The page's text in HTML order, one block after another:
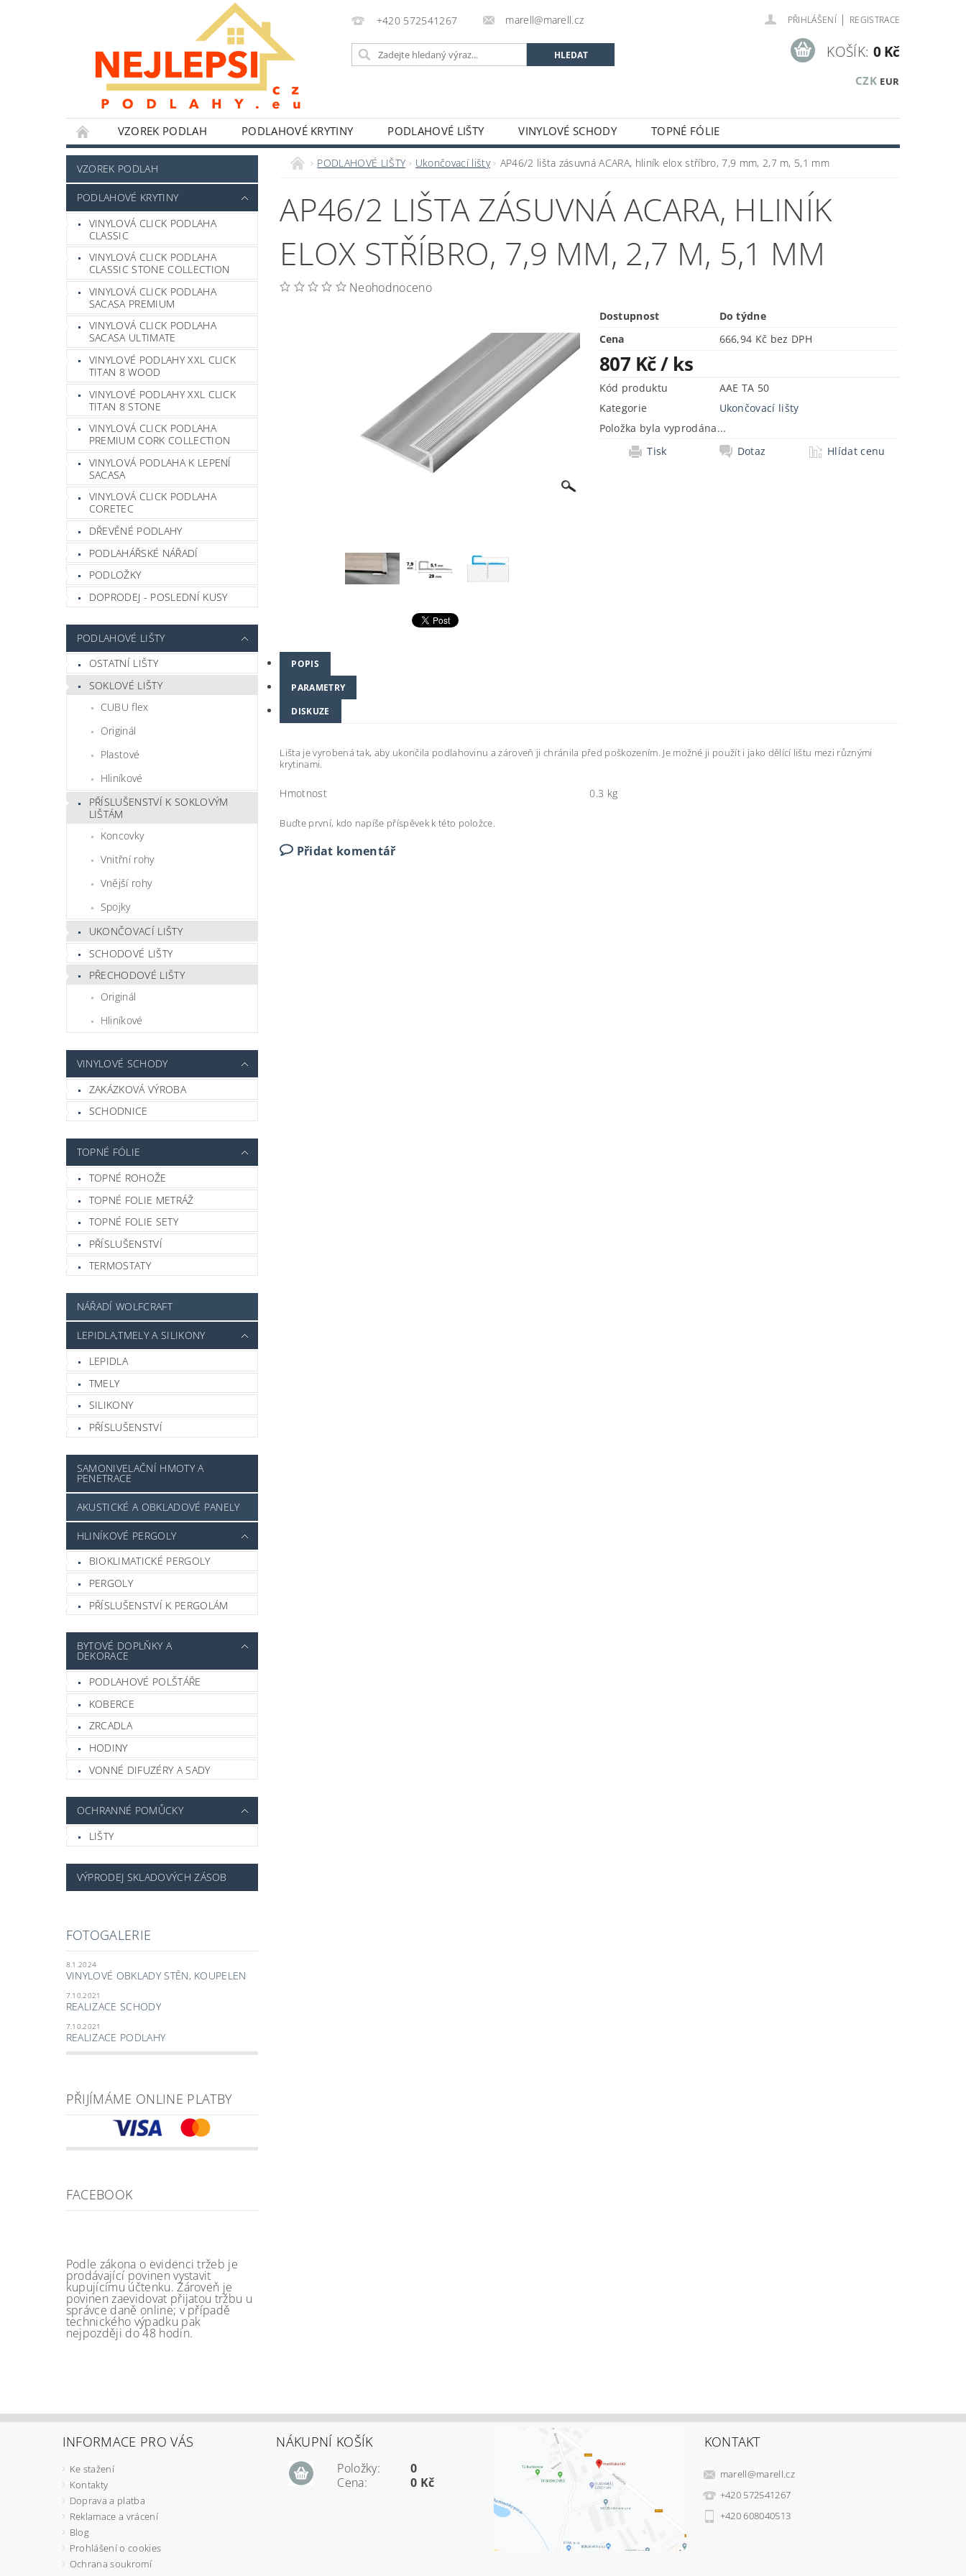
+420 572541267 marell@marell.cz PŘIHLÁŠENÍ | REGISTRACE
CZK EUR
KOŠÍK: 0 Kč
VZOREK PODLAH PODLAHOVÉ KRYTINY PODLAHOVÉ LIŠTY VINYLOVÉ SCHODY
TOPNÉ FÓLIE
NÁŘADÍ WOLFCRAFT
LEPIDLA,TMELY A SILIKONY SAMONIVELAČNÍ HMOTY A PENETRACE
AKUSTICKÉ A OBKLADOVÉ PANELY
HLINÍKOVÉ PERGOLY
BYTOVÉ DOPLŇKY A DEKORACE
POKYNY K INSTALACI
BLOG FOTOGALERIE
VZOREK PODLAH
PODLAHOVÉ KRYTINY
VINYLOVÁ CLICK PODLAHA
CLASSIC
VINYLOVÁ CLICK PODLAHA
CLASSIC STONE COLLECTION
VINYLOVÁ CLICK PODLAHA
SACASA PREMIUM
VINYLOVÁ CLICK PODLAHA
SACASA ULTIMATE
VINYLOVÉ PODLAHY XXL CLICK
TITAN 8 WOOD
VINYLOVÉ PODLAHY XXL CLICK
TITAN 8 STONE
VINYLOVÁ CLICK PODLAHA
PREMIUM CORK COLLECTION
VINYLOVÁ PODLAHA K LEPENÍ
SACASA
VINYLOVÁ CLICK PODLAHA
CORETEC
DŘEVĚNÉ PODLAHY
PODLAHÁŘSKÉ NÁŘADÍ
PODLOŽKY
DOPRODEJ - POSLEDNÍ KUSY
PODLAHOVÉ LIŠTY
OSTATNÍ LIŠTY
SOKLOVÉ LIŠTY
CUBU flex
Originál
Plastové
Hliníkové
PŘÍSLUŠENSTVÍ K SOKLOVÝM
LIŠTÁM
Koncovky
Vnitřní rohy
Vnější rohy
Spojky
UKONČOVACÍ LIŠTY
SCHODOVÉ LIŠTY
PŘECHODOVÉ LIŠTY
Originál
Hliníkové
VINYLOVÉ SCHODY
ZAKÁZKOVÁ VÝROBA
SCHODNICE
TOPNÉ FÓLIE
TOPNÉ ROHOŽE
TOPNÉ FOLIE METRÁŽ
TOPNÉ FOLIE SETY
PŘÍSLUŠENSTVÍ
TERMOSTATY
NÁŘADÍ WOLFCRAFT
LEPIDLA,TMELY A SILIKONY
LEPIDLA
TMELY
SILIKONY
PŘÍSLUŠENSTVÍ
SAMONIVELAČNÍ HMOTY A
PENETRACE
AKUSTICKÉ A OBKLADOVÉ PANELY
HLINÍKOVÉ PERGOLY
BIOKLIMATICKÉ PERGOLY
PERGOLY
PŘÍSLUŠENSTVÍ K PERGOLÁM
BYTOVÉ DOPLŇKY A
DEKORACE
PODLAHOVÉ POLŠTÁŘE
KOBERCE
ZRCADLA
HODINY
VONNÉ DIFUZÉRY A SADY
OCHRANNÉ POMŮCKY
LIŠTY
VÝPRODEJ SKLADOVÝCH ZÁSOB
FOTOGALERIE
8.1.2024
VINYLOVÉ OBKLADY STĚN, KOUPELEN
7.10.2021
REALIZACE SCHODY
7.10.2021
REALIZACE PODLAHY
PŘIJÍMÁME ONLINE PLATBY
FACEBOOK
Podle zákona o evidenci tržeb je
prodávající povinen vystavit
kupujícímu účtenku. Zároveň je
povinen zaevidovat přijatou tržbu u
správce daně online; v případě
technického výpadku pak
nejpozději do 48 hodin.
PODLAHOVÉ LIŠTY Ukončovací lišty AP46/2 lišta zásuvná ACARA, hliník elox stříbro, 7,9 mm, 2,7 m, 5,1 mm
AP46/2 LIŠTA ZÁSUVNÁ ACARA, HLINÍK
ELOX STŘÍBRO, 7,9 MM, 2,7 M, 5,1 MM
Neohodnoceno
Dostupnost
Do týdne
Cena
666,94 Kč bez DPH
807 Kč/ ks
Kód produktu
AAE TA 50
Kategorie
Ukončovací lišty
Položka byla vyprodána...
Tisk
Dotaz Hlídat cenu
POPIS
PARAMETRY
DISKUZE
Lišta je vyrobená tak, aby ukončila podlahovinu a zároveň ji chránila před poškozením. Je možné ji použít i jako dělící lištu mezi různými
krytinami.
Hmotnost 0.3 kg
Buďte první, kdo napíše příspěvek k této položce.
Přidat komentář
INFORMACE PRO VÁS
Ke stažení
Kontakty
Doprava a platba
Reklamace a vrácení
Blog
Prohlášení o cookies
Ochrana soukromí
NÁKUPNÍ KOŠÍK
Položky:
Cena:
0
0 Kč
KONTAKT
marell@marell.cz
+420 572541267
+420 608040513